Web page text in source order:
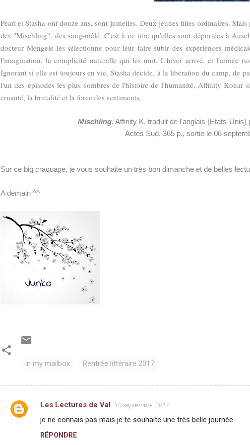
Pearl et Stasha ont douze ans, sont jumelles. Deux jeunes filles ordinaires.
des "Mischling", des sang-mêlé. C'est à ce titre qu'elles sont déportées à
docteur Mengele les sélectionne pour leur faire subir des expériences
l'imagination, la complicité naturelle qui les unit. L'hiver arrivé, et l'armée
Ignorant si elle est toujours en vie, Stasha décide, à la libération du camp, de
l'un des épisodes les plus sombres de l'histoire de l'humanité, Affinity Konar
cruauté, la brutalité et la force des sentiments.
Mischling, Affinity K, traduit de l'anglais (Etats-Unis)
Actes Sud, 365 p., sortie le 06
Sur ce big craquage, je vous souhaite un très bon dimanche et de belles
A demain ^^
In my mailbox Rentrée littéraire 2017
C
Les Lectures de Val 10 septembre, 2017
je ne connais pas mais je te souhaite une très belle journée
RÉPONDRE